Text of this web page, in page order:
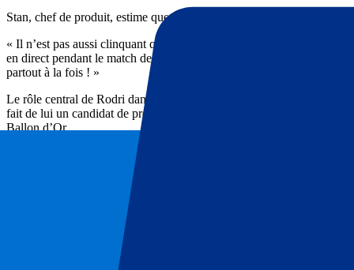
Stan, chef de produit, estime que Rodri est le grand favori pour
« Il n’est pas aussi clinquant que des joueurs comme Vinicius Junior
en direct pendant le match de championship contre West Ham
partout à la fois ! »
Le rôle central de Rodri dans le succès de Manchester City,
fait de lui un candidat de premier plan. Stan estime qu’il est temps
Ballon d’Or.
Jude Bellingham: Un jeune leader mature
27 buts, 17 passes décisives.
Lennart, développeur WordPress, voit en Jude Bellingham un autre
« Ce qu’il nous a montré, d’abord au Borussia Dortmund et
sérieux, et ne donne pas l’impression d’avoir seulement 21 ans. Il